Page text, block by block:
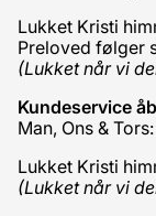
Lukket Kristi
Preloved følger
(Lukket når vi
Kundeservice
Man, Ons &
Lukket Kristi
(Lukket når vi